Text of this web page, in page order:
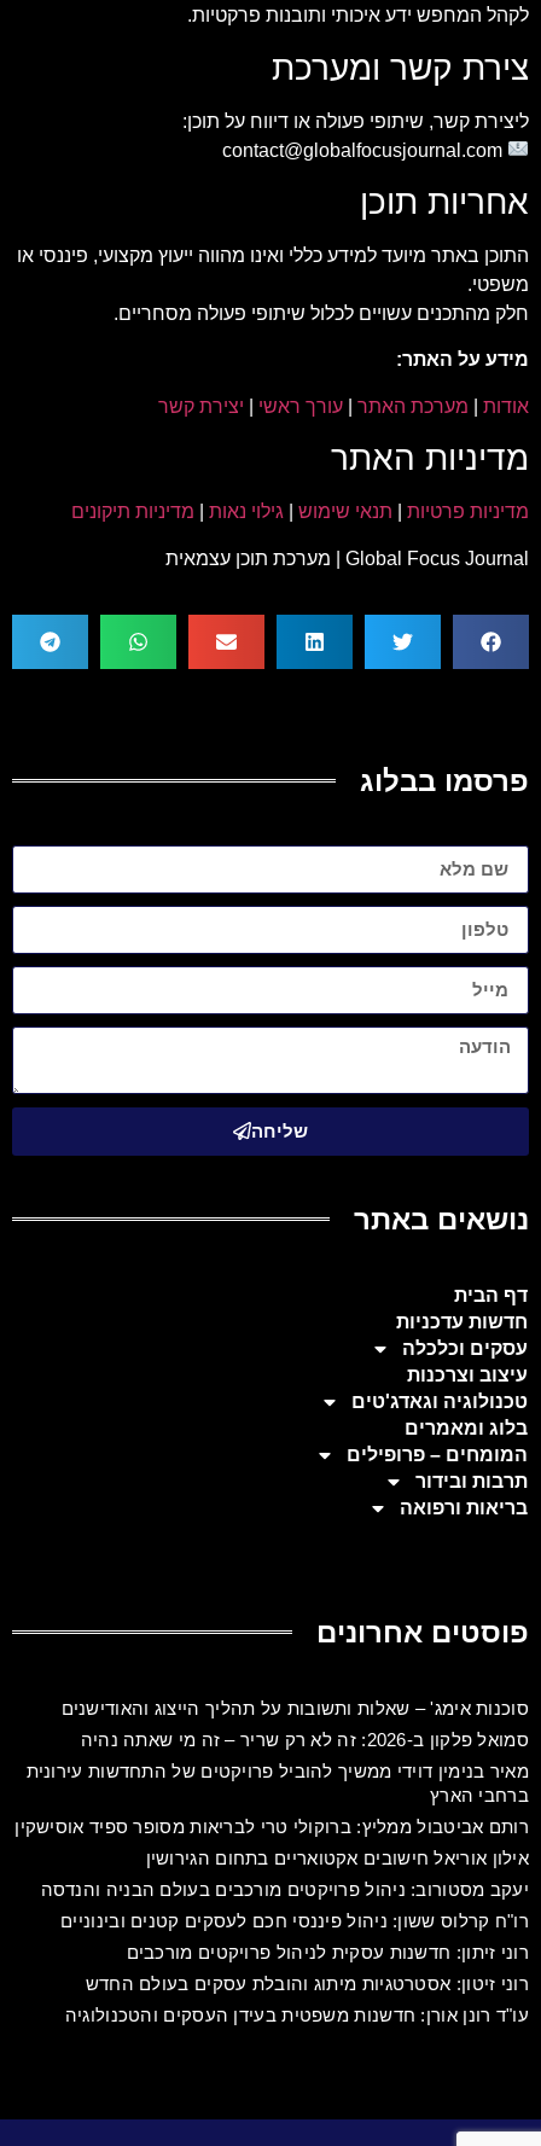
לקהל המחפש ידע איכותי ותובנות פרקטיות.
צירת קשר ומערכת
ליצירת קשר, שיתופי פעולה או דיווח על תוכן:
contact@globalfocusjournal.com
אחריות תוכן
התוכן באתר מיועד למידע כללי ואינו מהווה ייעוץ מקצועי, פיננסי או
משפטי.
חלק מהתכנים עשויים לכלול שיתופי פעולה מסחריים.
מידע על האתר:
אודות מערכת האתר עורך ראשי יצירת קשר
מדיניות האתר
מדיניות פרטיות תנאי שימוש גילוי נאות מדיניות תיקונים
Global Focus Journal | מערכת תוכן עצמאית
פרסמו בבלוג
שליחה
נושאים באתר
דף הבית
חדשות עדכניות
עסקים וכלכלה
עיצוב וצרכנות
טכנולוגיה וגאדג'טים
בלוג ומאמרים
המומחים – פרופילים
תרבות ובידור
בריאות ורפואה
פוסטים אחרונים
סוכנות אימג' – שאלות ותשובות על תהליך הייצוג והאודישנים
סמואל פלקון ב-2026: זה לא רק שריר – זה מי שאתה נהיה
מאיר בנימין דוידי ממשיך להוביל פרויקטים של התחדשות עירונית
ברחבי הארץ
רותם אביטבול ממליץ: ברוקולי טרי לבריאות מסופר ספיד אוסישקין
אילון אוריאל חישובים אקטואריים בתחום הגירושין
יעקב מסטורוב: ניהול פרויקטים מורכבים בעולם הבניה והנדסה
רו"ח קרלוס ששון: ניהול פיננסי חכם לעסקים קטנים ובינוניים
רוני זיתון: חדשנות עסקית לניהול פרויקטים מורכבים
רוני זיטון: אסטרטגיות מיתוג והובלת עסקים בעולם החדש
עו"ד רונן אורן: חדשנות משפטית בעידן העסקים והטכנולוגיה